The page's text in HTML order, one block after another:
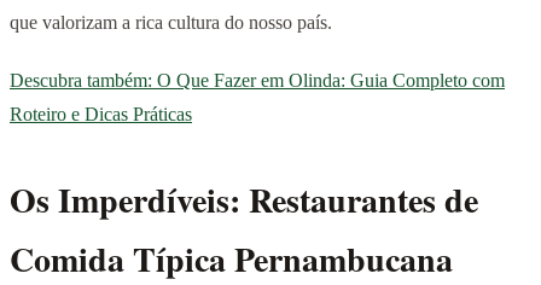
que valorizam a rica cultura do nosso país.
Descubra também: O Que Fazer em Olinda: Guia Completo com
Roteiro e Dicas Práticas
Os Imperdíveis: Restaurantes de
Comida Típica Pernambucana